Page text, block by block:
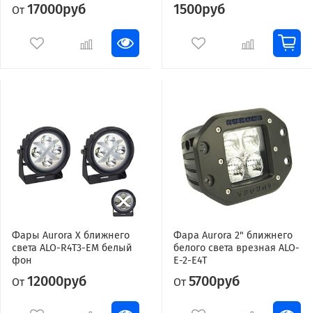
От 17000руб 1500руб
Фары Aurora X ближнего
света ALO-R4T3-EM белый
фон
От 12000руб
Фара Aurora 2" ближнего
белого света врезная ALO-
E-2-E4T
От 5700руб